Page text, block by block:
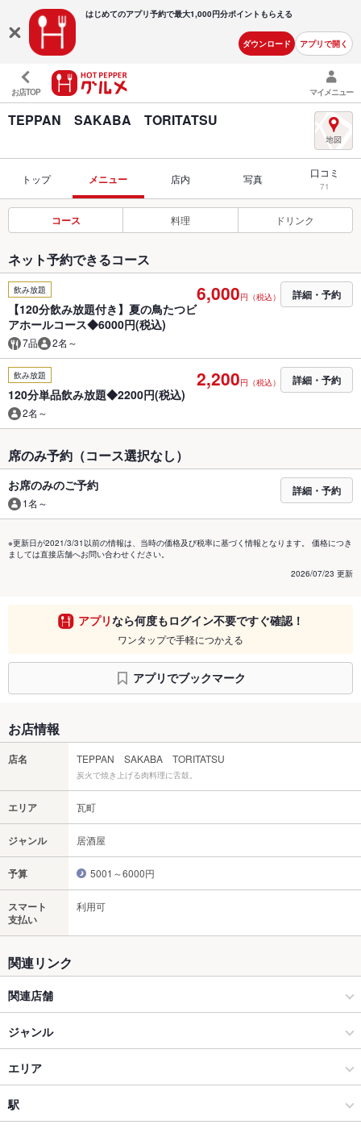
はじめてのアプリ予約で最大1,000円分ポイントもらえる
ダウンロード アプリで開く
お店TOP マイメニュー
TEPPAN SAKABA TORITATSU
トップ メニュー 店内 写真 口コミ
71
コース 料理 ドリンク
ネット予約できるコース
飲み放題
【120分飲み放題付き】夏の鳥たつビ
アホールコース◆6000円(税込)
7品 2名～
6,000円（税込） 詳細・予約
飲み放題
120分単品飲み放題◆2200円(税込)
2名～
2,200円（税込） 詳細・予約
席のみ予約（コース選択なし）
お席のみのご予約
1名～
詳細・予約
※更新日が2021/3/31以前の情報は、当時の価格及び税率に基づく情報となります。 価格につき
ましては直接店舗へお問い合わせください。
2026/07/23 更新
アプリなら何度もログイン不要ですぐ確認！
ワンタップで手軽につかえる
アプリでブックマーク
お店情報
店名 TEPPAN SAKABA TORITATSU
炭火で焼き上げる肉料理に舌鼓。
エリア 瓦町
ジャンル 居酒屋
予算 5001～6000円
スマート
支払い
利用可
関連リンク
関連店舗
もつ鍋炭火Dining もつたつ 高松瓦町店
ジャンル
居酒屋
和風
エリア
瓦町
駅